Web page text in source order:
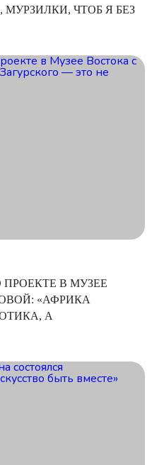
ЧТОБ Я БЕЗ
В МУЗЕЕ
«АФРИКА
А